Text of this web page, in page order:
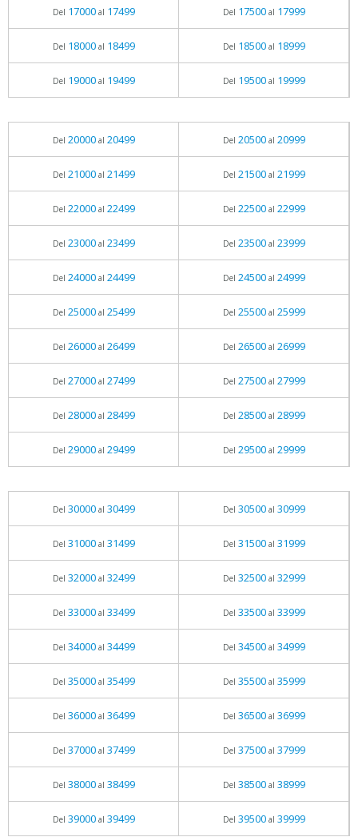
Del 17000al 17499 Del 17500al 17999
Del 18000al 18499 Del 18500al 18999
Del 19000al 19499 Del 19500al 19999
Del 20000al 20499 Del 20500al 20999
Del 21000al 21499 Del 21500al 21999
Del 22000al 22499 Del 22500al 22999
Del 23000al 23499 Del 23500al 23999
Del 24000al 24499 Del 24500al 24999
Del 25000al 25499 Del 25500al 25999
Del 26000al 26499 Del 26500al 26999
Del 27000al 27499 Del 27500al 27999
Del 28000al 28499 Del 28500al 28999
Del 29000al 29499 Del 29500al 29999
Del 30000al 30499 Del 30500al 30999
Del 31000al 31499 Del 31500al 31999
Del 32000al 32499 Del 32500al 32999
Del 33000al 33499 Del 33500al 33999
Del 34000al 34499 Del 34500al 34999
Del 35000al 35499 Del 35500al 35999
Del 36000al 36499 Del 36500al 36999
Del 37000al 37499 Del 37500al 37999
Del 38000al 38499 Del 38500al 38999
Del 39000al 39499 Del 39500al 39999